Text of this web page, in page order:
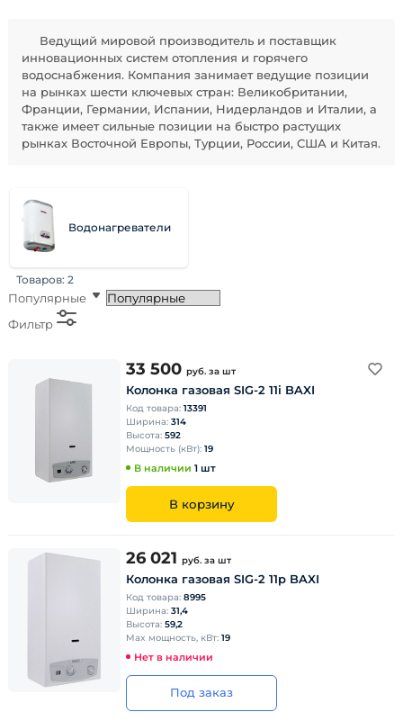
Ведущий мировой производитель и поставщик
инновационных систем отопления и горячего
водоснабжения. Компания занимает ведущие позиции
на рынках шести ключевых стран: Великобритании,
Франции, Германии, Испании, Нидерландов и Италии, а
также имеет сильные позиции на быстро растущих
рынках Восточной Европы, Турции, России, США и Китая.
Водонагреватели
Товаров: 2
Популярные
Фильтр
33 500 руб. за шт
Колонка газовая SIG-2 11i BAXI
Код товара: 13391
Ширина: 314
Высота: 592
Мощность (кВт): 19
В наличии 1 шт
В корзину
26 021 руб. за шт
Колонка газовая SIG-2 11p BAXI
Код товара: 8995
Ширина: 31,4
Высота: 59,2
Max мощность, кВт: 19
Нет в наличии
Под заказ